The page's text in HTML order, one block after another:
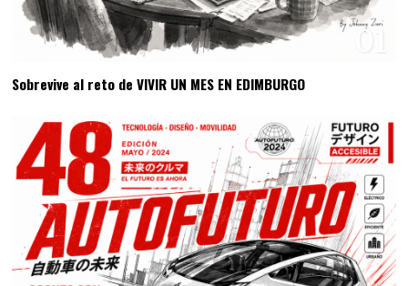
01
Sobrevive al reto de VIVIR UN MES EN EDIMBURGO